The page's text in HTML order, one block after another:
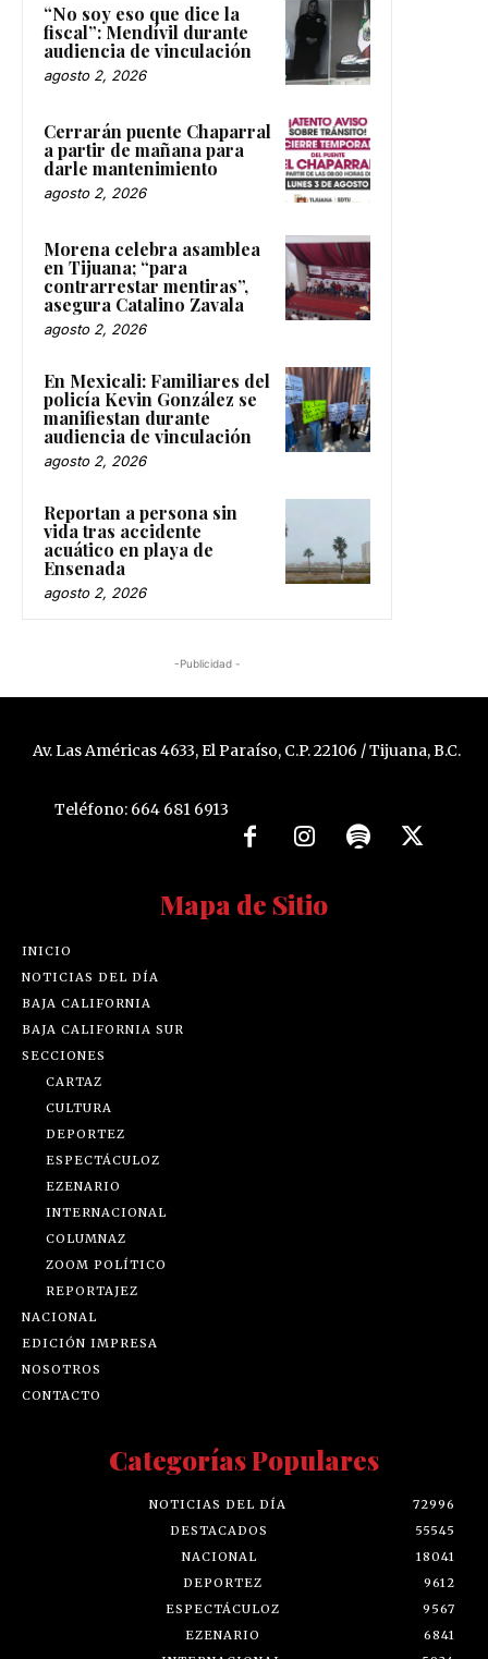
“No soy eso que dice la
fiscal”: Mendívil durante
audiencia de vinculación
agosto 2, 2026
Cerrarán puente Chaparral
a partir de mañana para
darle mantenimiento
agosto 2, 2026
Morena celebra asamblea
en Tijuana; “para
contrarrestar mentiras”,
asegura Catalino Zavala
agosto 2, 2026
En Mexicali: Familiares del
policía Kevin González se
manifiestan durante
audiencia de vinculación
agosto 2, 2026
Reportan a persona sin
vida tras accidente
acuático en playa de
Ensenada
agosto 2, 2026
-Publicidad -
Av. Las Américas 4633, El Paraíso, C.P. 22106 / Tijuana, B.C.
Teléfono: 664 681 6913
Mapa de Sitio
INICIO
NOTICIAS DEL DÍA
BAJA CALIFORNIA
BAJA CALIFORNIA SUR
SECCIONES
CARTAZ
CULTURA
DEPORTEZ
ESPECTÁCULOZ
EZENARIO
INTERNACIONAL
COLUMNAZ
ZOOM POLÍTICO
REPORTAJEZ
NACIONAL
EDICIÓN IMPRESA
NOSOTROS
CONTACTO
Categorías Populares
NOTICIAS DEL DÍA
72996
DESTACADOS
55545
NACIONAL
18041
DEPORTEZ
9612
ESPECTÁCULOZ
9567
EZENARIO
6841